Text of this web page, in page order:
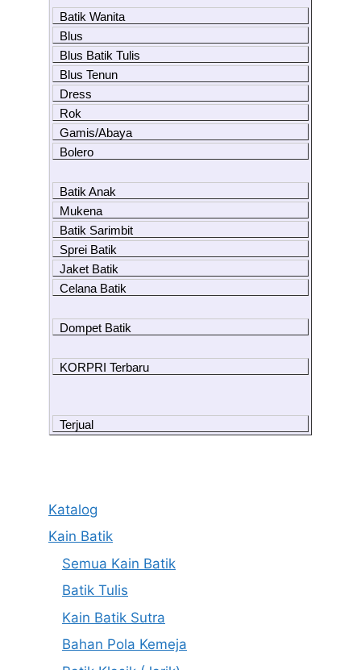
Batik Wanita
Blus
Blus Batik Tulis
Blus Tenun
Dress
Rok
Gamis/Abaya
Bolero
Batik Anak
Mukena
Batik Sarimbit
Sprei Batik
Jaket Batik
Celana Batik
Dompet Batik
KORPRI Terbaru
Terjual
Katalog
Kain Batik
Semua Kain Batik
Batik Tulis
Kain Batik Sutra
Bahan Pola Kemeja